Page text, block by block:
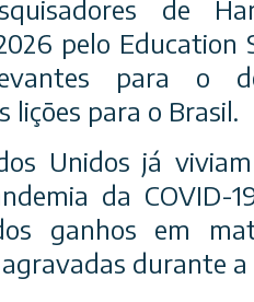
de
pelo Education
para o
para o Brasil.
Unidos já
da COVID-
ganhos em
durante a